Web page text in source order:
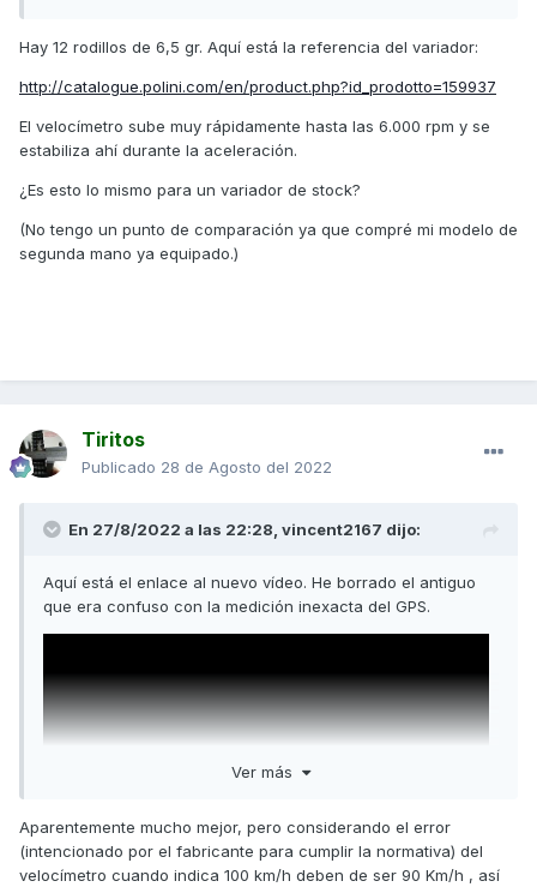
Hay 12 rodillos de 6,5 gr. Aquí está la referencia del variador:
http://catalogue.polini.com/en/product.php?id_prodotto=159937
El velocímetro sube muy rápidamente hasta las 6.000 rpm y se
estabiliza ahí durante la aceleración.
¿Es esto lo mismo para un variador de stock?
(No tengo un punto de comparación ya que compré mi modelo de
segunda mano ya equipado.)
Tiritos
Publicado 28 de Agosto del 2022
En 27/8/2022 a las 22:28, vincent2167 dijo:
Aquí está el enlace al nuevo vídeo. He borrado el antiguo
que era confuso con la medición inexacta del GPS.
Ver más
Aparentemente mucho mejor, pero considerando el error
(intencionado por el fabricante para cumplir la normativa) del
velocímetro cuando indica 100 km/h deben de ser 90 Km/h , así